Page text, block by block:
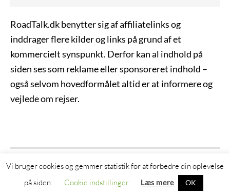
RoadTalk.dk benytter sig af affiliatelinks og
inddrager flere kilder og links på grund af et
kommercielt synspunkt. Derfor kan al indhold på
siden ses som reklame eller sponsoreret indhold –
også selvom hovedformålet altid er at informere og
vejlede om rejser.
Vi bruger cookies og gemmer statistik for at forbedre din oplevelse
på siden.
Cookie indstillinger Læs mere OK